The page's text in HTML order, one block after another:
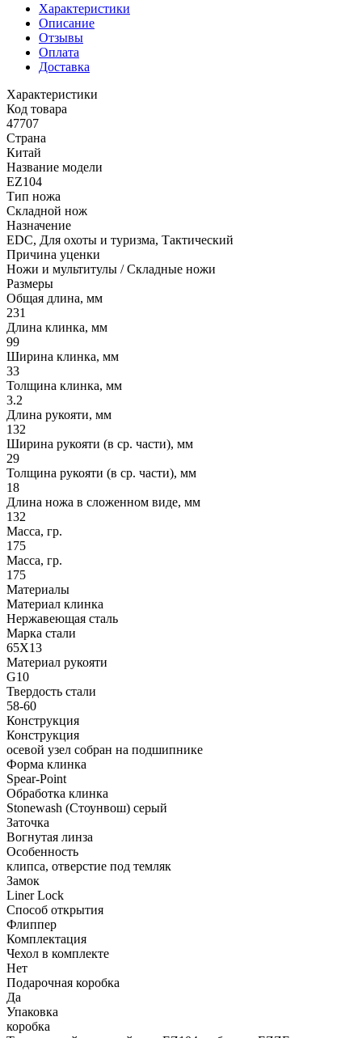
Характеристики
Описание
Отзывы
Оплата
Доставка
Характеристики
Код товара
47707
Страна
Китай
Название модели
EZ104
Тип ножа
Складной нож
Назначение
EDC, Для охоты и туризма, Тактический
Причина уценки
Ножи и мультитулы / Складные ножи
Размеры
Общая длина, мм
231
Длина клинка, мм
99
Ширина клинка, мм
33
Толщина клинка, мм
3.2
Длина рукояти, мм
132
Ширина рукояти (в ср. части), мм
29
Толщина рукояти (в ср. части), мм
18
Длина ножа в сложенном виде, мм
132
Масса, гр.
175
Масса, гр.
175
Материалы
Материал клинка
Нержавеющая сталь
Марка стали
65Х13
Материал рукояти
G10
Твердость стали
58-60
Конструкция
Конструкция
осевой узел собран на подшипнике
Форма клинка
Spear-Point
Обработка клинка
Stonewash (Стоунвош) серый
Заточка
Вогнутая линза
Особенность
клипса, отверстие под темляк
Замок
Liner Lock
Способ открытия
Флиппер
Комплектация
Чехол в комплекте
Нет
Подарочная коробка
Да
Упаковка
коробка